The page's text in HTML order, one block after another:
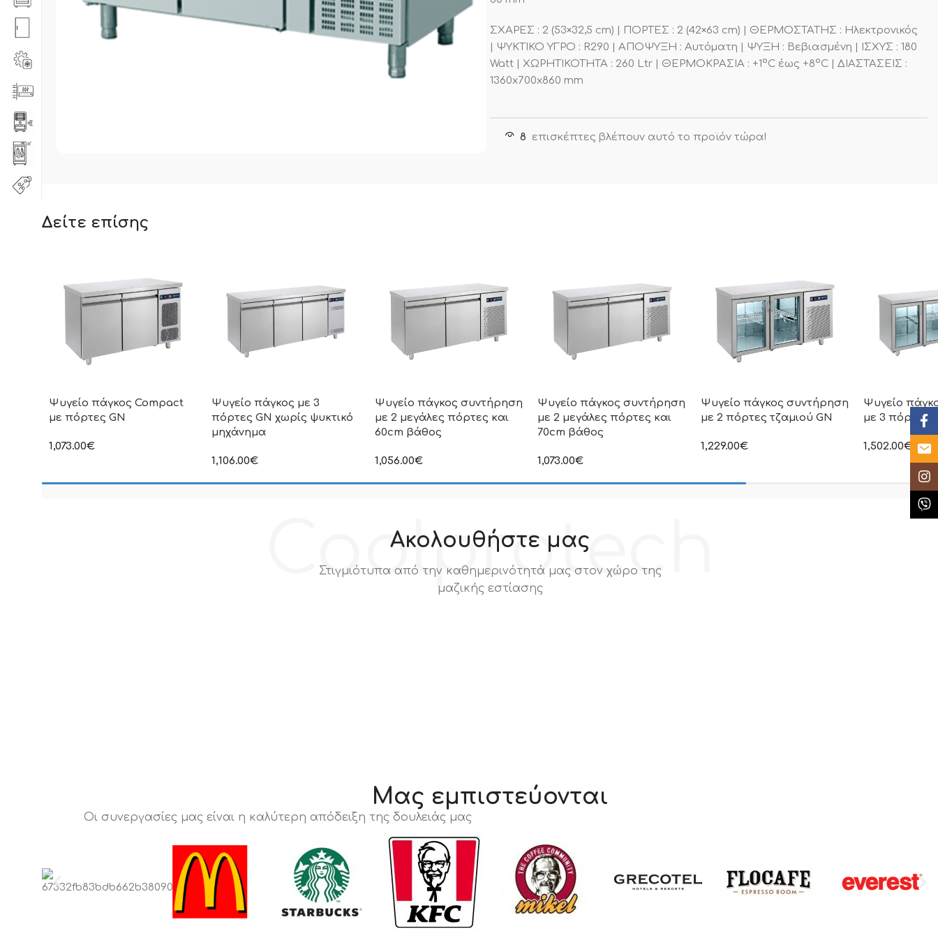
ΣΧΑΡΕΣ : 2 (53×32,5 cm) | ΠΟΡΤΕΣ : 2 (42×63 cm) | ΘΕΡΜΟΣΤΑΤΗΣ : Ηλεκτρονικός
| ΨΥΚΤΙΚΟ ΥΓΡΟ : R290 | ΑΠΟΨΥΞΗ : Αυτόματη | ΨΥΞΗ : Βεβιασμένη | ΙΣΧΥΣ : 180
Watt | ΧΩΡΗΤΙΚΟΤΗΤΑ : 260 Ltr | ΘΕΡΜΟΚΡΑΣΙΑ : +1°C έως +8°C | ΔΙΑΣΤΑΣΕΙΣ :
1360x700x860 mm
8 επισκέπτες βλέπουν αυτό το προϊόν τώρα!
Δείτε επίσης
Ψυγείο πάγκος Compact
με πόρτες GN
1,073.00€
Ψυγείο πάγκος με 3
πόρτες GN χωρίς ψυκτικό
μηχάνημα
1,106.00€
συμπεριλαμβάνεται Φ.Π.Α
Ψυγείο πάγκος συντήρηση
με 2 μεγάλες πόρτες και
60cm βάθος
1,056.00€
συμπεριλαμβάνεται Φ.Π.Α
Ψυγείο πάγκος συντήρηση
με 2 μεγάλες πόρτες και
70cm βάθος
1,073.00€
συμπεριλαμβάνεται Φ.Π.Α
Ψυγείο πάγκος συντήρηση
με 2 πόρτες τζαμιού GN
1,229.00€
Ψυγείο
με 3 πόρτες
1,502.00€
Coolprotech
Ακολουθήστε μας
Στιγμιότυπα από την καθημερινότητά μας στον χώρο της
μαζικής εστίασης
Μας εμπιστεύονται
Οι συνεργασίες μας είναι η καλύτερη απόδειξη της δουλειάς μας
Email